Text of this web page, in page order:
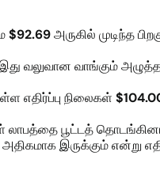
$92.69அருகில் முடிந்த
வலுவான வாங்கும்
எதிர்ப்பு நிலைகள்
லாபத்தை பூட்டத்
இருக்கும் என்று